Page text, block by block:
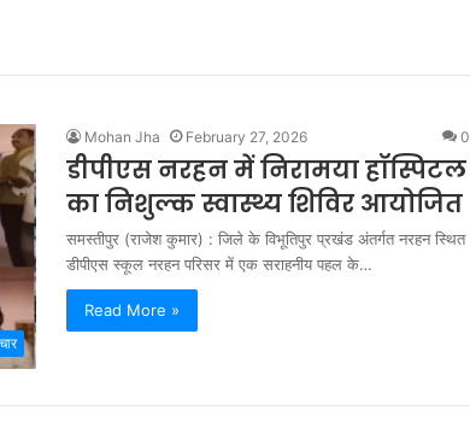
Mohan Jha February 27, 2026 0
डीपीएस नरहन में निरामया हॉस्पिटल
का निशुल्क स्वास्थ्य शिविर आयोजित
समस्तीपुर (राजेश कुमार) : जिले के विभूतिपुर प्रखंड अंतर्गत नरहन स्थित
डीपीएस स्कूल नरहन परिसर में एक सराहनीय पहल के…
Read More »